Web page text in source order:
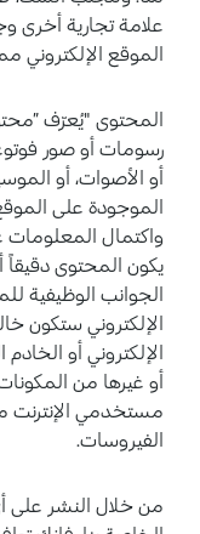
علامة تجارية أخرى
الموقع الإلكتروني
المحتوى "يُعرّف
رسومات أو صور
أو الأصوات، أو
الموجودة على
واكتمال المعلومات
يكون المحتوى دقيقاً
الجوانب الوظيفية
الإلكتروني ستكون
الإلكتروني أو
أو غيرها من المكونات
مستخدمي الإنترنت
الفيروسات.
من خلال النشر على